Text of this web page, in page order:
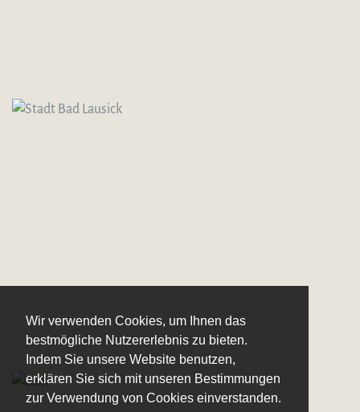
Wir verwenden Cookies, um Ihnen das
bestmögliche Nutzererlebnis zu bieten.
Indem Sie unsere Website benutzen,
erklären Sie sich mit unseren Bestimmungen
zur Verwendung von Cookies einverstanden.